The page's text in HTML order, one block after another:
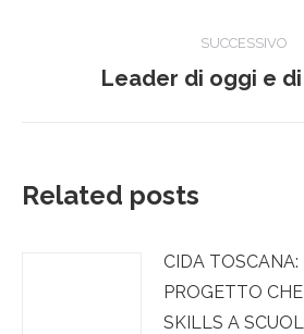
SUCCESSIVO
Leader di oggi e
Related posts
CIDA TOSCANA:
PROGETTO
SKILLS A